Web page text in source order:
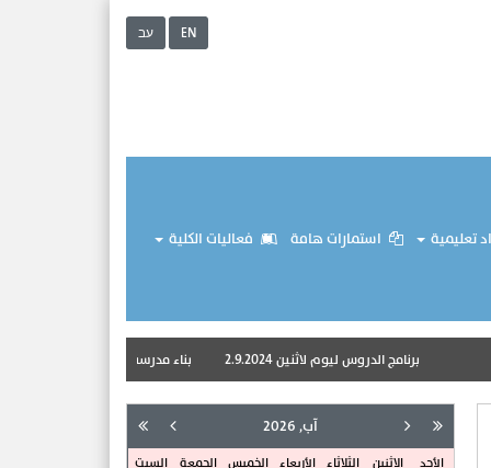
EN עב
تعليمية استمارات هامة فعاليات الكلية
برنامج الدروس ليوم لاثنين 2.9.2024 بناء مدرسةٍ مكمّلةٍ لمدرستنا
آب, 2026
الأحد الاثنين الثلاثاء الأربعاء الخميس الجمعة السبت